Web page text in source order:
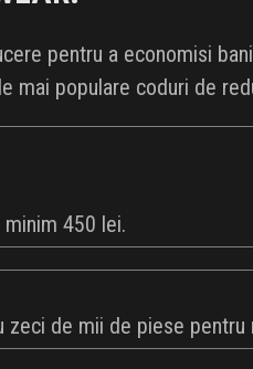
pentru a economisi
populare coduri de
minim 450 lei.
zeci de mii de piese pentru